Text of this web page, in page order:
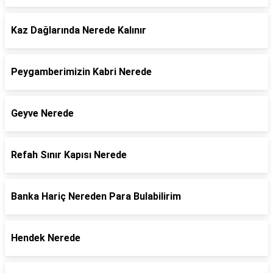
Kaz Dağlarında Nerede Kalınır
Peygamberimizin Kabri Nerede
Geyve Nerede
Refah Sınır Kapısı Nerede
Banka Hariç Nereden Para Bulabilirim
Hendek Nerede